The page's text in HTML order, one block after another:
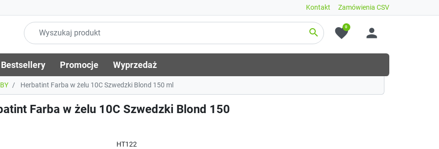
Zamówienia CSV
Kontakt
search favorite
0 person
Bestsellery Promocje Wyprzedaż
Herbatint Farba w żelu 10C Szwedzki Blond 150 ml
Farba w żelu 10C Szwedzki Blond 150
HT122